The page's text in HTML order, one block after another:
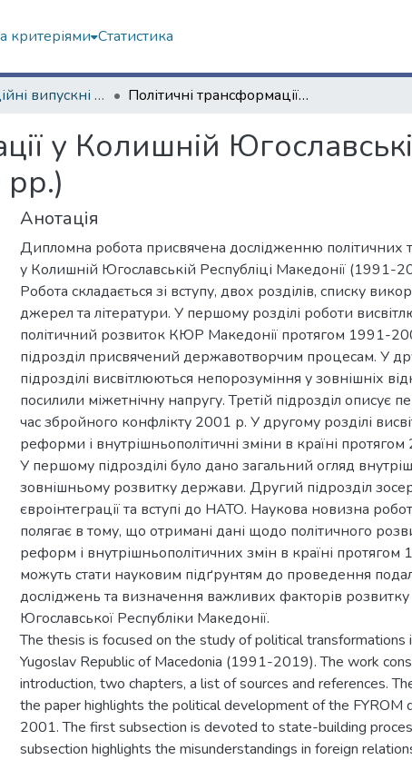
критеріями Статистика
Кваліфікаційні випускні роботи бакалаврів. Історичний факультет Політичні трансформації у Колишній Югославській Республіці Македонії (1991–2019 рр.)
у Колишній
Анотація
Дипломна робота присвячена дослідженню політичних
у Колишній Югославській Республіці Македонії (1991-
Робота складається зі вступу, двох розділів, списку
джерел та літератури. У першому розділі роботи
політичний розвиток КЮР Македонії протягом 1991-
підрозділ присвячений державотворчим процесам. У
підрозділі висвітлюються непорозуміння у зовнішніх
посилили міжетнічну напругу. Третій підрозділ описує
час збройного конфлікту 2001 р. У другому розділі
реформи і внутрішньополітичні зміни в країні
У першому підрозділі було дано загальний огляд
зовнішньому розвитку держави. Другий підрозділ
євроінтеграції та вступі до НАТО. Наукова новизна
полягає в тому, що отримані дані щодо політичного
реформ і внутрішньополітичних змін в країні
можуть стати науковим підґрунтям до проведення
досліджень та визначення важливих факторів
Югославської Республіки Македонії.
The thesis is focused on the study of political transformations
Yugoslav Republic of Macedonia (1991-2019). The work
introduction, two chapters, a list of sources and references.
the paper highlights the political development of the FYROM
2001. The first subsection is devoted to state-building
subsection highlights the misunderstandings in foreign